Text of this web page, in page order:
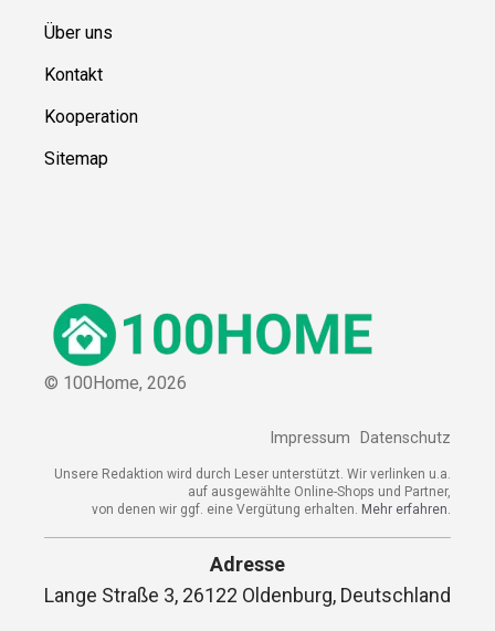
Über uns
Kontakt
Kooperation
Sitemap
© 100Home, 2026
Impressum Datenschutz
Unsere Redaktion wird durch Leser unterstützt. Wir verlinken u.a.
auf ausgewählte Online-Shops und Partner,
von denen wir ggf. eine Vergütung erhalten. Mehr erfahren.
Adresse
Lange Straße 3, 26122 Oldenburg, Deutschland